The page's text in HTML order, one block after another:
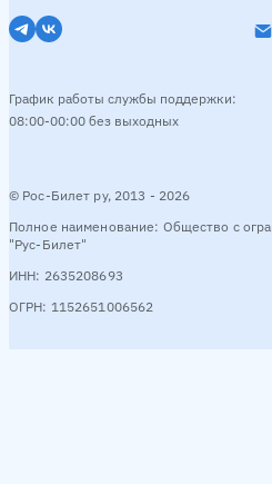
© Рос-Билет ру, 2013 - 2026
Полное наименование: Общество с
"Рус-Билет"
ИНН: 2635208693
ОГРН: 1152651006562
График работы службы поддержки:
08:00-00:00 без выходных